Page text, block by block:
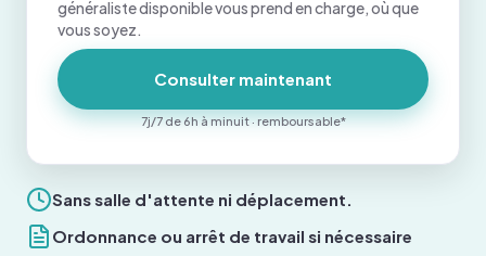
Sans salle d'attente ni déplacement.
Ordonnance ou arrêt de travail si nécessaire
généraliste disponible vous prend en charge, où que
vous soyez.
Consulter maintenant
7j/7 de 6h à minuit · remboursable*